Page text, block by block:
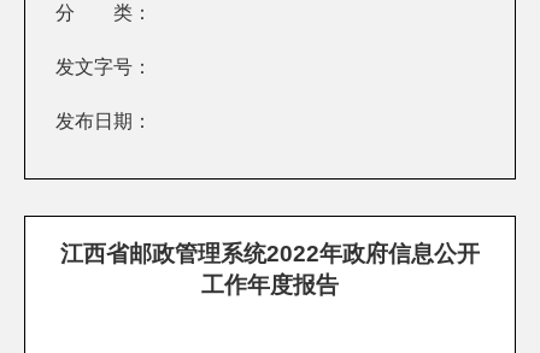
分 类：
发文字号：
发布日期：
江西省邮政管理系统2022年政府信息公开
工作年度报告